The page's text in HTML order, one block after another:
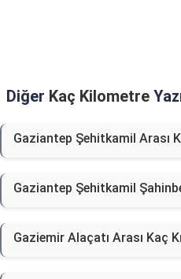
Diğer Kaç Kilometre
Gaziantep Şehitkamil Arası
Gaziantep Şehitkamil
Gaziemir Alaçatı Arası Kaç